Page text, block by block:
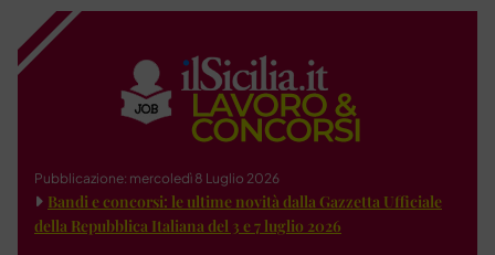
Pubblicazione: mercoledì 8 Luglio 2026
Bandi e concorsi: le ultime novità dalla Gazzetta Ufficiale
della Repubblica Italiana del 3 e 7 luglio 2026